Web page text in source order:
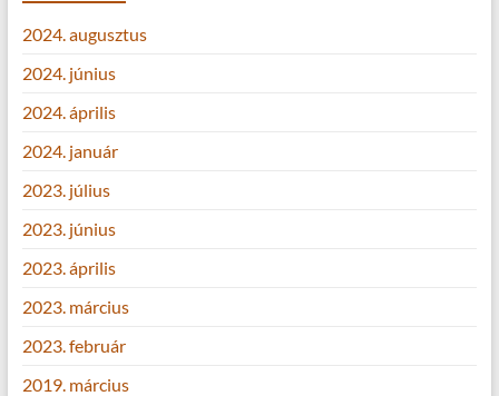
2024. augusztus
2024. június
2024. április
2024. január
2023. július
2023. június
2023. április
2023. március
2023. február
2019. március